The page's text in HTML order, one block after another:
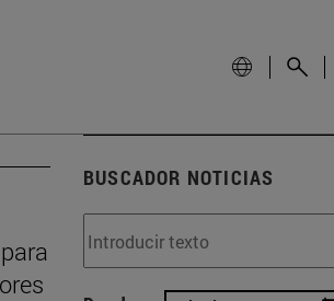
BUSCADOR NOTICIAS